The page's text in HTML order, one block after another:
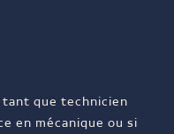
que technicien
en mécanique ou si